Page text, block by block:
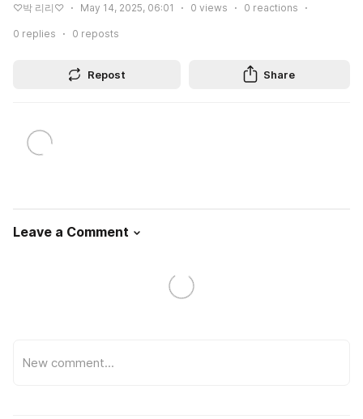
♡박 리리♡ May 14, 2025, 06:01 0 views 0 reactions
0 replies 0 reposts
Repost Share
Leave a Comment